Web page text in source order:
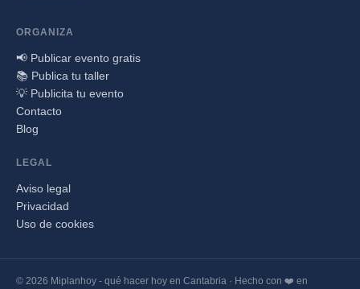
ORGANIZA
📢 Publicar evento gratis
📚 Publica tu taller
💡 Publicita tu evento
Contacto
Blog
LEGAL
Aviso legal
Privacidad
Uso de cookies
© 2026 Miplanhoy - qué hacer hoy en Cantabria · Hecho con ❤️ en